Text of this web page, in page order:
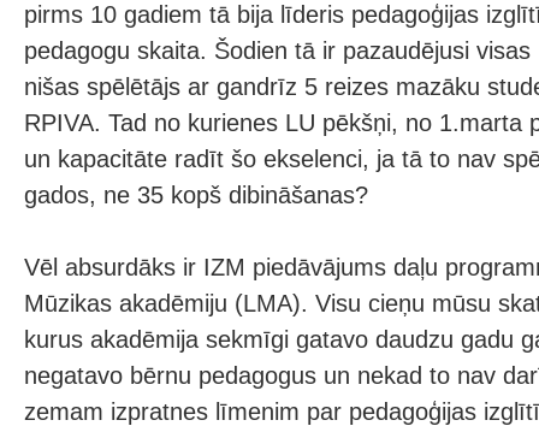
pirms 10 gadiem tā bija līderis pedagoģijas
pedagogu skaita. Šodien tā ir pazaudējusi
nišas spēlētājs ar gandrīz 5 reizes mazāku
RPIVA. Tad no kurienes LU pēkšņi, no 1.marta
un kapacitāte radīt šo ekselenci, ja tā to nav
gados, ne 35 kopš dibināšanas?
Vēl absurdāks ir IZM piedāvājums daļu
Mūzikas akadēmiju (LMA). Visu cieņu mūsu
kurus akadēmija sekmīgi gatavo daudzu gadu
negatavo bērnu pedagogus un nekad to nav
zemam izpratnes līmenim par pedagoģijas